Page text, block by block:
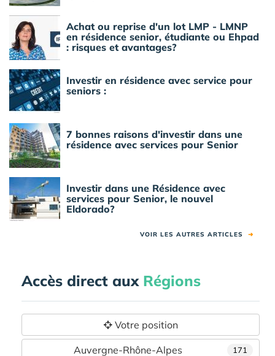
Achat ou reprise d'un lot LMP - LMNP
en résidence senior, étudiante ou Ehpad
: risques et avantages?
Investir en résidence avec service pour
seniors :
7 bonnes raisons d'investir dans une
résidence avec services pour Senior
Investir dans une Résidence avec
services pour Senior, le nouvel
Eldorado?
VOIR LES AUTRES ARTICLES ➜
Accès direct aux Régions
Votre position
171
Auvergne-Rhône-Alpes